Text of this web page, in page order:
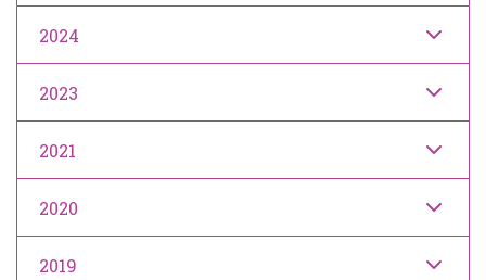
2024
2023
2021
2020
2019